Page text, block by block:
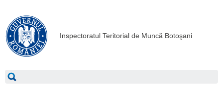
Inspectoratul Teritorial de Muncă Botoşani